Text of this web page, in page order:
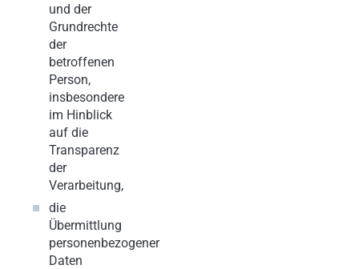
und der
Grundrechte
der
betroffenen
Person,
insbesondere
im Hinblick
auf die
Transparenz
der
Verarbeitung,
die
Übermittlung
personenbezogener
Daten